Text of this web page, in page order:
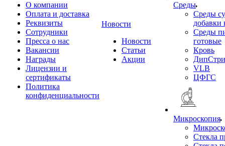
О компании
Оплата и доставка
Реквизиты
Сотрудники
Пресса о нас
Вакансии
Награды
Лицензии и
сертификаты
Политика
конфиденциальности
Новости
Новости
Статьи
Акции
Среды
Среды
добавки
Среды
готовые
Кровь
VLB
ЦФГС
Микроскопия
Стекла